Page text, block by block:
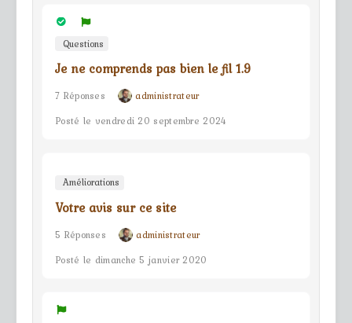
Questions
Je ne comprends pas bien le fil 1.9
7 Réponses
administrateur
Posté le vendredi 20 septembre 2024
Améliorations
Votre avis sur ce site
5 Réponses
administrateur
Posté le dimanche 5 janvier 2020